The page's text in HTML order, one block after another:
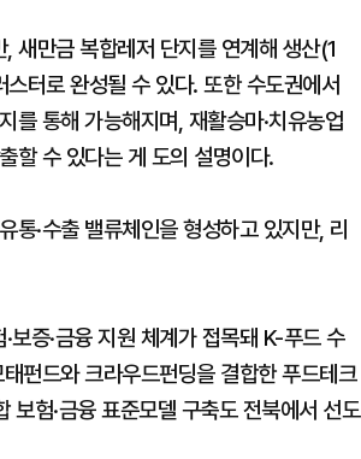
새만금 복합레저 단지를 연계해 생산(1
터로 완성될 수 있다. 또한 수도권에서
를 통해 가능해지며, 재활승마·치유농업
할 수 있다는 게 도의 설명이다.
통·수출 밸류체인을 형성하고 있지만, 리
증·금융 지원 체계가 접목돼 K-푸드 수
펀드와 크라우드펀딩을 결합한 푸드테크
험·금융 표준모델 구축도 전북에서 선도